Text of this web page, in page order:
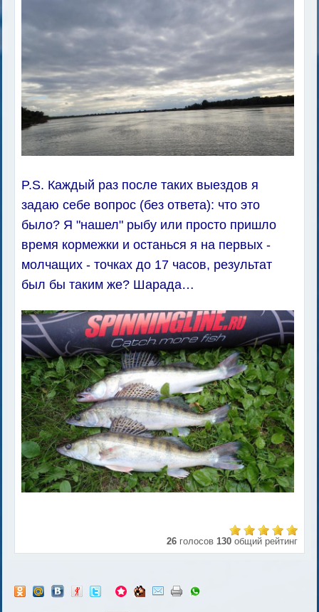
P.S. Каждый раз после таких выездов я
задаю себе вопрос (без ответа): что это
было? Я "нашел" рыбу или просто пришло
время кормежки и останься я на первых -
молчащих - точках до 17 часов, результат
был бы таким же? Шарада…
26 голосов 130 общий рейтинг